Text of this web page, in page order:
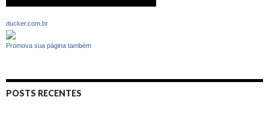
ducker.com.br
Promova sua página também
POSTS RECENTES